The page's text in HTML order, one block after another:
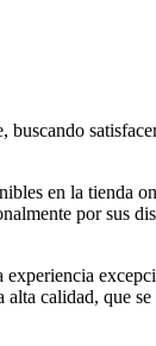
en la tienda
por sus
calidad, que